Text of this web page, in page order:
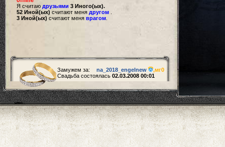
Я считаю друзьями 3 Иного(ых).
52 Иной(ых) считают меня другом
3 Иной(ых) считают меня врагом
Замужем за: na_2018_engelnew ,мг0
Свадьба состоялась 02.03.2008 00:01